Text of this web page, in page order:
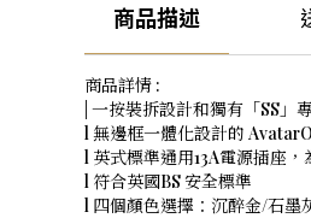
商品描述
商品詳情 :
| 一按裝拆設計和獨有「SS」
l 無邊框一體化設計的
l 英式標準通用13A電源插座
l 符合英國BS 安全標準
l 四個顏色選擇：沉醉金/石墨